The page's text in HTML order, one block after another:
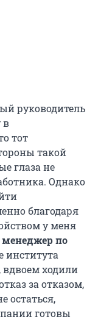
руководитель
в
тот
такой
глаза не
Однако
благодаря
у меня
менеджер по
института
вдвоем ходили
за отказом,
остаться,
готовы